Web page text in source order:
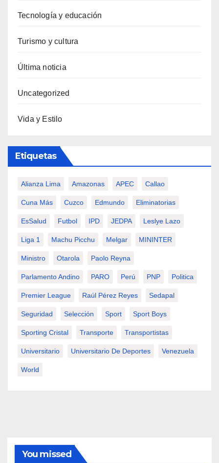
Tecnología y educación
Turismo y cultura
Última noticia
Uncategorized
Vida y Estilo
Etiquetas
Alianza Lima Amazonas APEC Callao
Cuna Más Cuzco Edmundo Eliminatorias
EsSalud Futbol IPD JEDPA Leslye Lazo
Liga 1 Machu Picchu Melgar MININTER
Ministro Otarola Paolo Reyna
Parlamento Andino PARO Perú PNP Politica
Premier League Raúl Pérez Reyes Sedapal
Seguridad Selección Sport Sport Boys
Sporting Cristal Transporte Transportistas
Universitario Universitario De Deportes Venezuela
World
You missed